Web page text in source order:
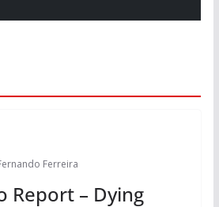
Ferreira
Report – Dying